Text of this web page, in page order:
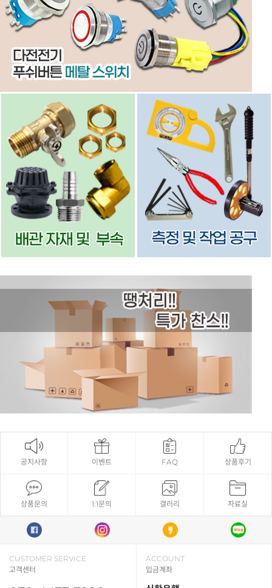
공지사항 이벤트 FAQ 상품후기
상품문의 1:1문의 갤러리 자료실
CUSTOMER SERVICE
고객센터
ACCOUNT
입금계좌